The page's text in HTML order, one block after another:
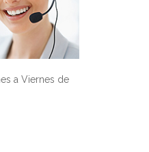
a Viernes de